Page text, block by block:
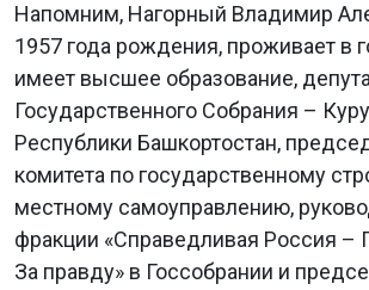
Напомним, Нагорный Владимир
1957 года рождения, проживает в
имеет высшее образование,
Государственного Собрания –
Республики Башкортостан,
комитета по государственному
местному самоуправлению,
фракции «Справедливая Россия
За правду» в Госсобрании и